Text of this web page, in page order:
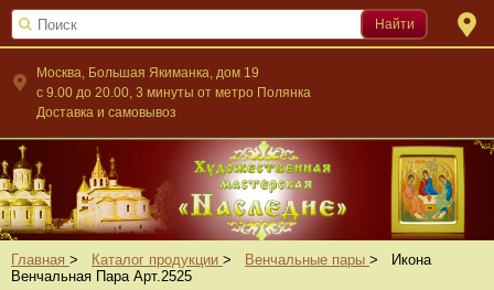
Москва, Большая Якиманка, дом 19
c 9.00 до 20.00, 3 минуты от метро Полянка
Доставка и самовывоз
Найти
Главная > Каталог продукции > Венчальные пары >
Икона
Венчальная Пара Арт.2525